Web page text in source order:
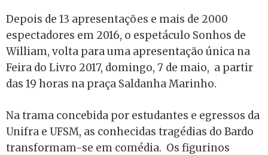
Depois de 13 apresentações e mais de 2000
espectadores em 2016, o espetáculo Sonhos de
William, volta para uma apresentação única na
Feira do Livro 2017, domingo, 7 de maio, a partir
das 19 horas na praça Saldanha Marinho.
Na trama concebida por estudantes e egressos da
Unifra e UFSM, as conhecidas tragédias do Bardo
transformam-se em comédia. Os figurinos